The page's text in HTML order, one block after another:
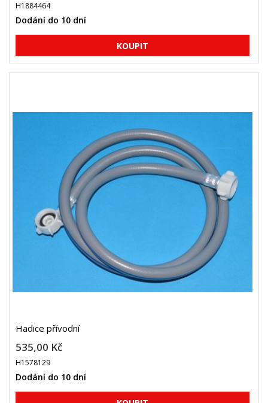
H1884464
Dodání do 10 dní
Hadice přívodní
535,00 Kč
H1578129
Dodání do 10 dní